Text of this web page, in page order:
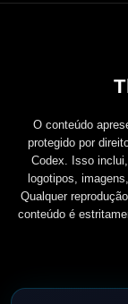
O conteúdo
protegido por
Codex. Isso
logotipos,
Qualquer
conteúdo é